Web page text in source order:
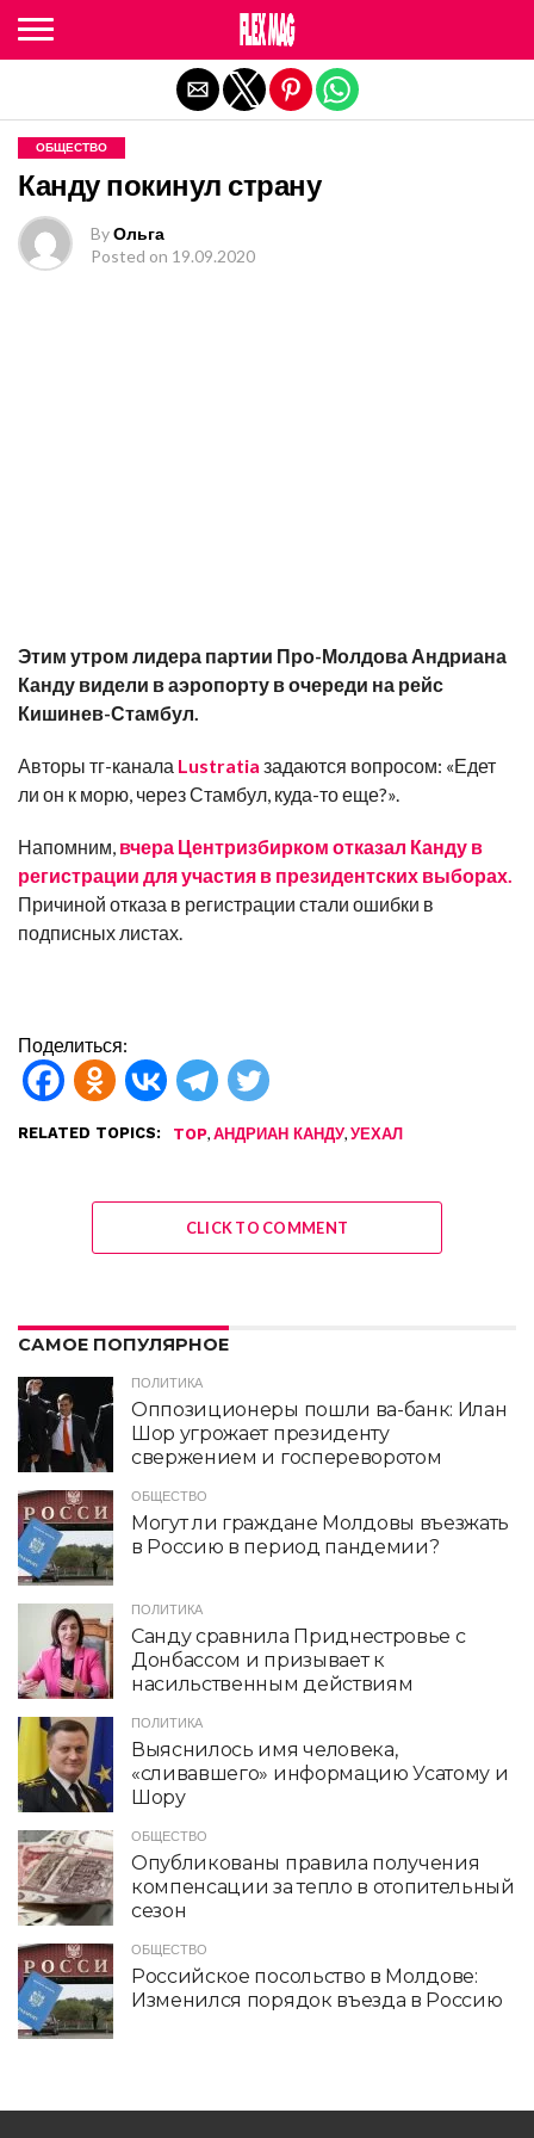
ОБЩЕСТВО
Канду покинул страну
ByОльга
Posted on 19.09.2020
Этим утром лидера партии Про-Молдова Андриана
Канду видели в аэропорту в очереди на рейс
Кишинев-Стамбул.
Авторы тг-канала Lustratia задаются вопросом: «Едет
ли он к морю, через Стамбул, куда-то еще?».
Напомним, вчера Центризбирком отказал Канду в
регистрации для участия в президентских выборах.
Причиной отказа в регистрации стали ошибки в
подписных листах.
Поделиться:
RELATED TOPICS: TOP, АНДРИАН КАНДУ, УЕХАЛ
CLICK TO COMMENT
САМОЕ ПОПУЛЯРНОЕ
ПОЛИТИКА
Оппозиционеры пошли ва-банк: Илан
Шор угрожает президенту
свержением и госпереворотом
ОБЩЕСТВО
Могут ли граждане Молдовы въезжать
в Россию в период пандемии?
ПОЛИТИКА
Санду сравнила Приднестровье с
Донбассом и призывает к
насильственным действиям
ПОЛИТИКА
Выяснилось имя человека,
«сливавшего» информацию Усатому и
Шору
ОБЩЕСТВО
Опубликованы правила получения
компенсации за тепло в отопительный
сезон
ОБЩЕСТВО
Российское посольство в Молдове:
Изменился порядок въезда в Россию
Exit mobile version